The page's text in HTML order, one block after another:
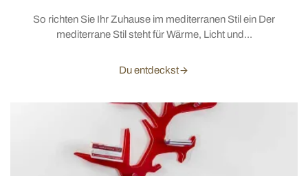
So richten Sie Ihr Zuhause im mediterranen Stil ein Der
mediterrane Stil steht für Wärme, Licht und...
Du entdeckst